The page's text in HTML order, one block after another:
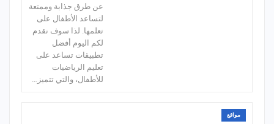
عن طرق جذابة وممتعة
لتساعد الأطفال على
تعلمها. لذا سوف نقدم
لكم اليوم أفضل
تطبيقات تساعد على
تعليم الرياضيات
للأطفال، والتي تتميز…
مواقع